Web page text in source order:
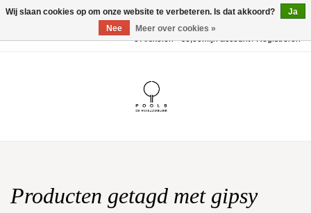
0 Artikelen - €0,00Mijn account / Registreren
Huwelijk
Producten getagd met gipsy
Wij slaan cookies op om onze website te verbeteren. Is dat akkoord?
Ja
Nee
Meer over cookies »